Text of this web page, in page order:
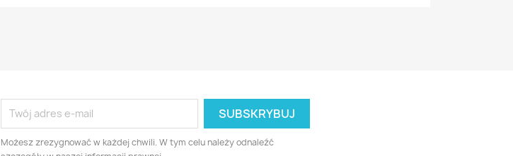
Możesz zrezygnować w każdej chwili. W tym celu należy odnaleźć